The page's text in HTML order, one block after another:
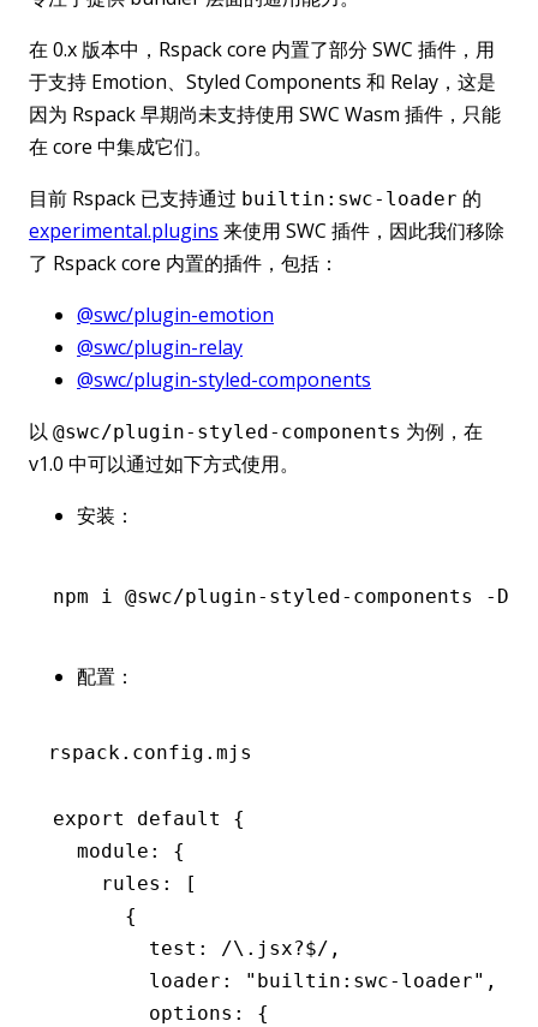
在 0.x 版本中，Rspack core 内置了部分 SWC 插件，用
于支持 Emotion、Styled Components 和 Relay，这是
因为 Rspack 早期尚未支持使用 SWC Wasm 插件，只能
在 core 中集成它们。
目前 Rspack 已支持通过 builtin:swc-loader 的
experimental.plugins 来使用 SWC 插件，因此我们移除
了 Rspack core 内置的插件，包括：
@swc/plugin-emotion
@swc/plugin-relay
@swc/plugin-styled-components
以 @swc/plugin-styled-components 为例，在
v1.0 中可以通过如下方式使用。
安装：
npm i @swc/plugin-styled-components -D
配置：
rspack.config.mjs
export default {
  module: {
    rules: [
      {
        test: /\.jsx?$/,
        loader: "builtin:swc-loader",
        options: {